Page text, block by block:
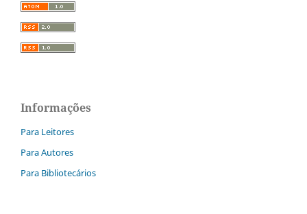
Informações
Para Leitores
Para Autores
Para Bibliotecários